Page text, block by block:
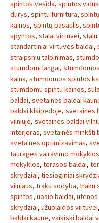
spintos vesida, spintos vidus
durys, spintu furnitura,
kainos, spintų pasaulis,
spyntos, stalai virtuvei, stalu
standartiniai virtuves baldai,
straipsniu talpinimas,
stumdomi langai,
kaina, stumdomos spintos
stumdomu spintu kainos,
baldai, svetaines baldai
baldai klaipedoje, svetaines
vilniuje, svetaines baldai
interjeras, svetainės minkšti
svetaines optimizavimas,
taurages vairavimo mokyklos
mokyklos, terasos baldai,
skrydziai, tiesioginiai
vilniaus, traku sodyba, traku
spintos, uosio baldai,
skrydziai, užuolaidos virtuvei,
baldai kaune, vaikiski baldai